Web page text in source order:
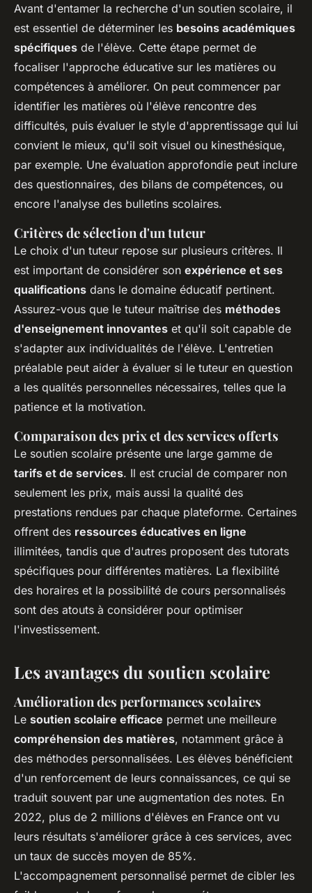
Avant d'entamer la recherche d'un soutien scolaire, il
est essentiel de déterminer les besoins académiques
spécifiques de l'élève. Cette étape permet de
focaliser l'approche éducative sur les matières ou
compétences à améliorer. On peut commencer par
identifier les matières où l'élève rencontre des
difficultés, puis évaluer le style d'apprentissage qui lui
convient le mieux, qu'il soit visuel ou kinesthésique,
par exemple. Une évaluation approfondie peut inclure
des questionnaires, des bilans de compétences, ou
encore l'analyse des bulletins scolaires.
Critères de sélection d'un tuteur
Le choix d'un tuteur repose sur plusieurs critères. Il
est important de considérer son expérience et ses
qualifications dans le domaine éducatif pertinent.
Assurez-vous que le tuteur maîtrise des méthodes
d'enseignement innovantes et qu'il soit capable de
s'adapter aux individualités de l'élève. L'entretien
préalable peut aider à évaluer si le tuteur en question
a les qualités personnelles nécessaires, telles que la
patience et la motivation.
Comparaison des prix et des services offerts
Le soutien scolaire présente une large gamme de
tarifs et de services. Il est crucial de comparer non
seulement les prix, mais aussi la qualité des
prestations rendues par chaque plateforme. Certaines
offrent des ressources éducatives en ligne
illimitées, tandis que d'autres proposent des tutorats
spécifiques pour différentes matières. La flexibilité
des horaires et la possibilité de cours personnalisés
sont des atouts à considérer pour optimiser
l'investissement.
Les avantages du soutien scolaire
Amélioration des performances scolaires
Le soutien scolaire efficace permet une meilleure
compréhension des matières, notamment grâce à
des méthodes personnalisées. Les élèves bénéficient
d'un renforcement de leurs connaissances, ce qui se
traduit souvent par une augmentation des notes. En
2022, plus de 2 millions d'élèves en France ont vu
leurs résultats s'améliorer grâce à ces services, avec
un taux de succès moyen de 85%.
L'accompagnement personnalisé permet de cibler les